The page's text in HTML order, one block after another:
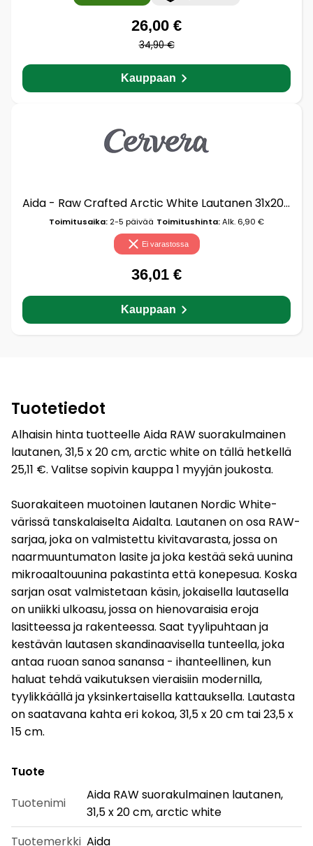
26,00 €
34,90 €
Kauppaan
Aida - Raw Crafted Arctic White Lautanen 31x20 cm
Toimitusaika: 2-5 päivää Toimitushinta:Alk. 6,90 €
Ei varastossa
36,01 €
Kauppaan
Tuotetiedot
Alhaisin hinta tuotteelle Aida RAW suorakulmainen
lautanen, 31,5 x 20 cm, arctic white on tällä hetkellä
25,11 €. Valitse sopivin kauppa 1 myyjän joukosta.
Suorakaiteen muotoinen lautanen Nordic White-
värissä tanskalaiselta Aidalta. Lautanen on osa RAW-
sarjaa, joka on valmistettu kivitavarasta, jossa on
naarmuuntumaton lasite ja joka kestää sekä uunina
mikroaaltouunina pakastinta että konepesua. Koska
sarjan osat valmistetaan käsin, jokaisella lautasella
on uniikki ulkoasu, jossa on hienovaraisia ​​eroja
lasitteessa ja rakenteessa. Saat tyylipuhtaan ja
kestävän lautasen skandinaavisella tunteella, joka
antaa ruoan sanoa sanansa - ihanteellinen, kun
haluat tehdä vaikutuksen vieraisiin modernilla,
tyylikkäällä ja yksinkertaisella kattauksella. Lautasta
on saatavana kahta eri kokoa, 31,5 x 20 cm tai 23,5 x
15 cm.
Tuote
Tuotenimi
Aida RAW suorakulmainen lautanen,
31,5 x 20 cm, arctic white
Tuotemerkki Aida